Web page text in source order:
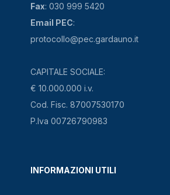
Fax: 030 999 5420
Email PEC:
protocollo@pec.gardauno.it
CAPITALE SOCIALE:
€ 10.000.000 i.v.
Cod. Fisc. 87007530170
P.Iva 00726790983
INFORMAZIONI UTILI